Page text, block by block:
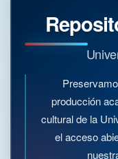
producción
cultural de la
el acceso